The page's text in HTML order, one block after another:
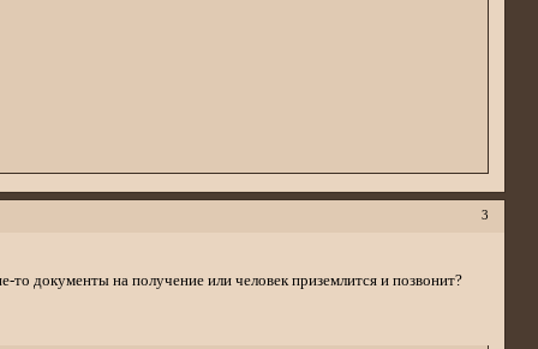
3
документы на получение или человек приземлится и позвонит?